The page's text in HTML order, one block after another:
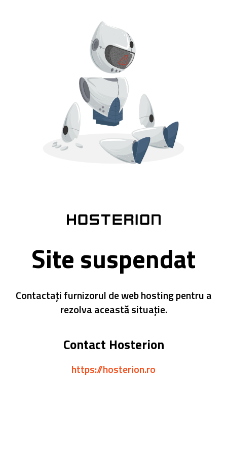
Site suspendat
Contactați furnizorul de web hosting pentru a
rezolva această situație.
Contact Hosterion
https://hosterion.ro